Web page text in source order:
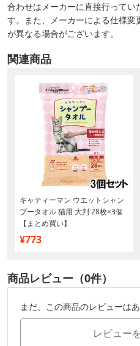
合わせはメーカーに直接行ってい
す。また、メーカーによる仕様
が異なる場合がございます。
関連商品
キャティーマン ウエットシャン
プータオル 猫用 大判 28枚×3個
【まとめ買い】
¥773
商品レビュー（0件）
まだ、この商品のレビューはあ
レビュー